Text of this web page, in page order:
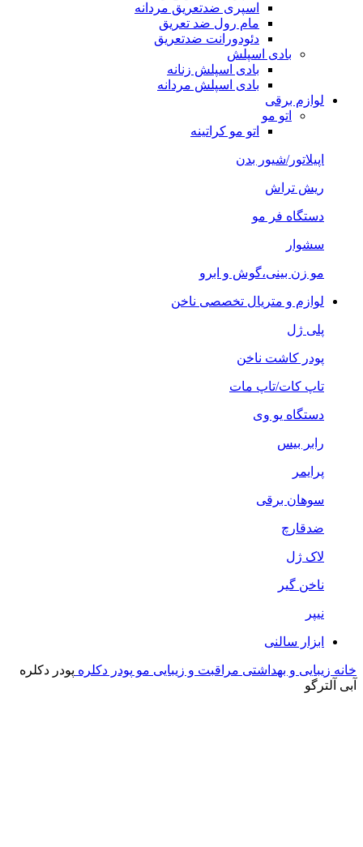
اسپری ضدتعریق مردانه
مام رول ضد تعریق
دئودورانت ضدتعریق
بادی اسپلش
بادی اسپلش زنانه
بادی اسپلش مردانه
لوازم برقی
اتو مو
اتو مو کراتینه
اپیلاتور/شیور بدن
ریش تراش
دستگاه فر مو
سشوار
مو زن بینی،گوش و ابرو
لوازم و متریال تخصصی ناخن
پلی ژل
پودر کاشت ناخن
تاپ کات/تاپ مات
دستگاه یو وی
رابر بیس
پرایمر
سوهان برقی
ضدقارچ
لاک ژل
ناخن گیر
نیپر
ابزار سالنی
خانه زیبایی و بهداشتی مراقبت و زیبایی مو پودر دکلره پودر دکلره
آبی آلترگو